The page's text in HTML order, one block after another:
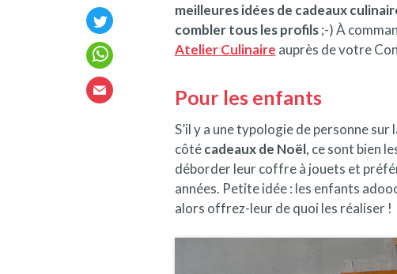
meilleures idées de cadeaux
combler tous les profils;-) À
Atelier Culinaire auprès de votre
Pour les enfants
S’il y a une typologie de personne
côtécadeaux de Noël, ce sont bien
déborder leur coffre à jouets et
années. Petite idée : les enfants
alors offrez-leur de quoi les réaliser !